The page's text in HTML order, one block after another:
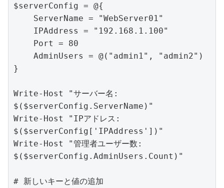
$serverConfig = @{
}
Write-Host "サーバー名:
$($serverConfig.ServerName)"
Write-Host "IPアドレス:
$($serverConfig['IPAddress'])"
Write-Host "管理者ユーザー数:
$($serverConfig.AdminUsers.Count)"
# 新しいキーと値の追加